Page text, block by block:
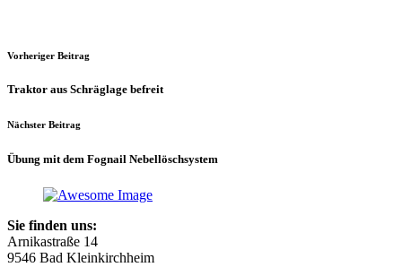
Vorheriger Beitrag
Traktor aus Schräglage befreit
Nächster Beitrag
Übung mit dem Fognail Nebellöschsystem
Sie finden uns:
Arnikastraße 14
9546 Bad Kleinkirchheim